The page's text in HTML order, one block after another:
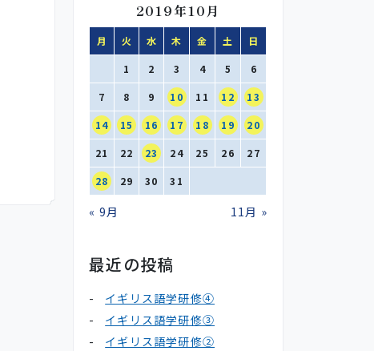
2019年10月
月 火 水 木 金 土 日
1 2 3 4 5 6
7 8 9 10 11 12 13
14 15 16 17 18 19 20
21 22 23 24 25 26 27
28 29 30 31
« 9月 11月 »
最近の投稿
イギリス語学研修④
イギリス語学研修③
イギリス語学研修②